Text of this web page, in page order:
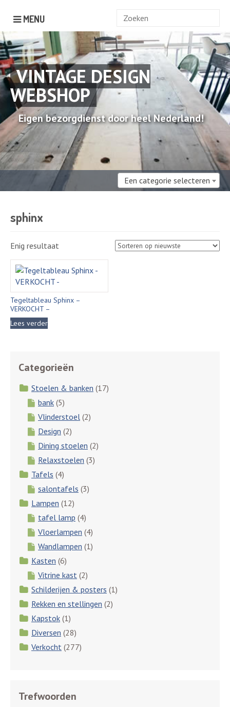
MENU
Zoek
VINTAGE DESIGN
WEBSHOP
Eigen bezorgdienst door heel Nederland!
Een categorie selecteren
sphinx
Enig resultaat
Tegeltableau Sphinx –
VERKOCHT –
Lees verder
Categorieën
Stoelen & banken (17)
bank (5)
Vlinderstoel (2)
Design (2)
Dining stoelen (2)
Relaxstoelen (3)
Tafels (4)
salontafels (3)
Lampen (12)
tafel lamp (4)
Vloerlampen (4)
Wandlampen (1)
Kasten (6)
Vitrine kast (2)
Schilderijen & posters (1)
Rekken en stellingen (2)
Kapstok (1)
Diversen (28)
Verkocht (277)
Trefwoorden